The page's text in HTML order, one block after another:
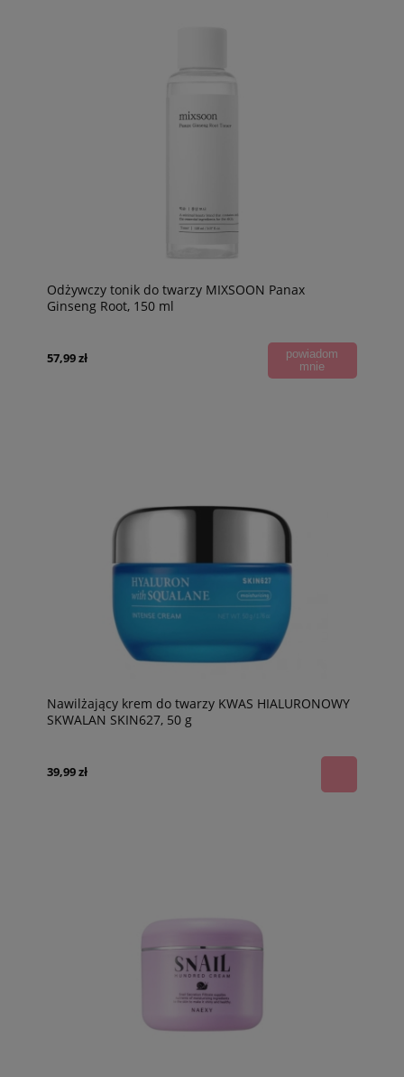
Odżywczy tonik do twarzy MIXSOON Panax
Ginseng Root, 150 ml
57,99 zł
powiadom
mnie
Nawilżający krem do twarzy KWAS HIALURONOWY
SKWALAN SKIN627, 50 g
39,99 zł